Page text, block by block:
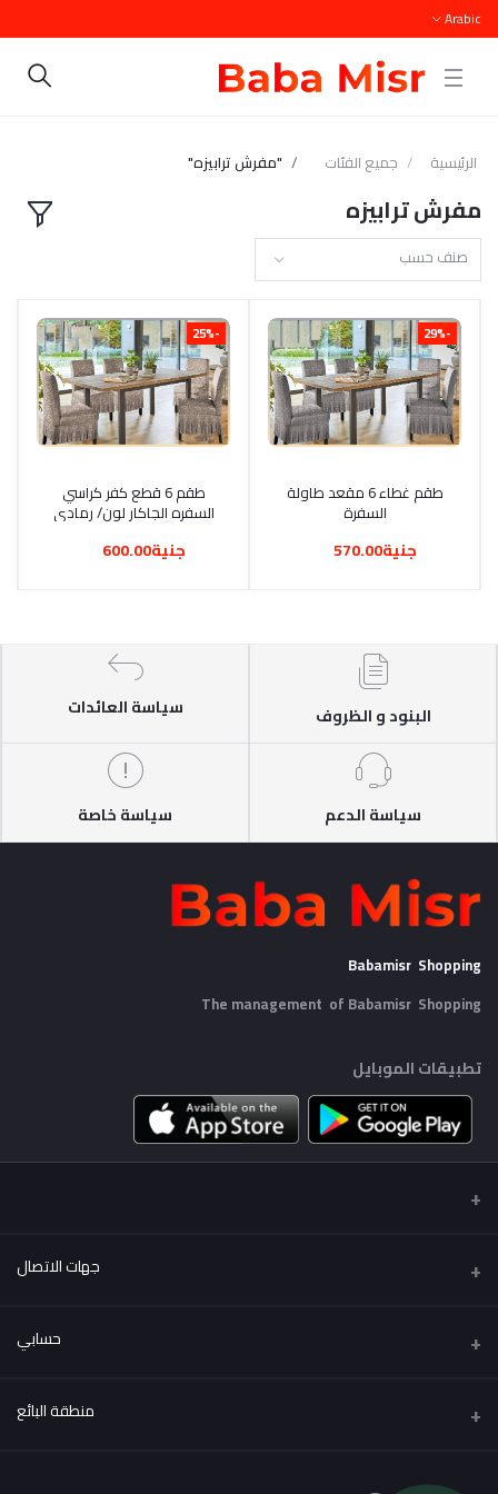
Arabic
الرئيسية جميع الفئات "مفرش ترابيزه"
مفرش ترابيزه
صنف حسب
-29%
أضف إلى السلة
طقم غطاء 6 مقعد طاولة
السفرة
جنية570.00
-25%
أضف إلى السلة
طقم 6 قطع كفر كراسي
السفره الجاكار لون/ رمادي
جنية600.00
البنود و الظروف سياسة العائدات
سياسة الدعم سياسة خاصة
Babamisr Shopping
The management of Babamisr Shopping
تطبيقات الموبايل
جهات الاتصال
عنوان
Babamisr Shopping
هاتف
البريد الإلكتروني
حسابي
تسجيل الدخول
قائمة امنياتي
منطقة البائع